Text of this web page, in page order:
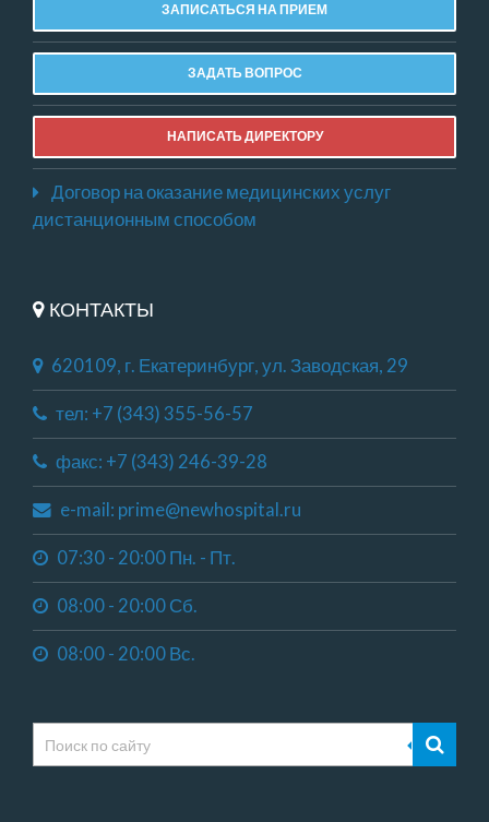
ЗАПИСАТЬСЯ НА ПРИЕМ
ЗАДАТЬ ВОПРОС
НАПИСАТЬ ДИРЕКТОРУ
Договор на оказание медицинских услуг
дистанционным способом
КОНТАКТЫ
620109, г. Екатеринбург, ул. Заводская, 29
тел: +7 (343) 355-56-57
факс: +7 (343) 246-39-28
e-mail: prime@newhospital.ru
07:30 - 20:00 Пн. - Пт.
08:00 - 20:00 Сб.
08:00 - 20:00 Вс.